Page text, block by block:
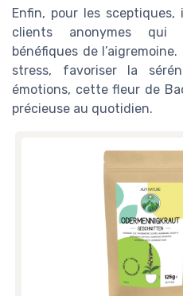
Enfin, pour les
clients anonymes qui
bénéfiques de
stress, favoriser la
émotions, cette fleur de
précieuse au quotidien.